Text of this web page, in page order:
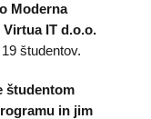
Moderna
IT d.o.o.
študentov.
študentom
in jim